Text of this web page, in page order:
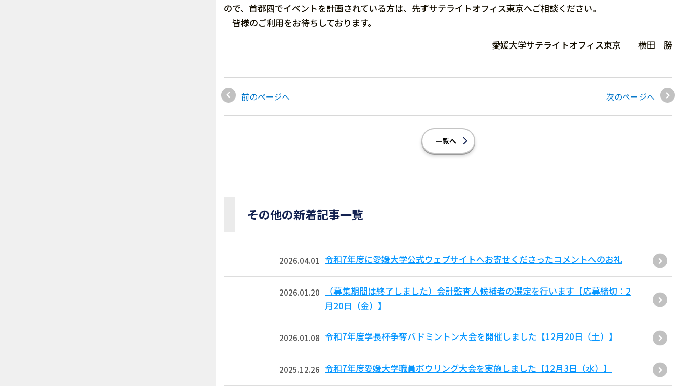
ので、首都圏でイベントを計画されている方は、先ずサテライトオフィス東京へご相談ください。
皆様のご利用をお待ちしております。
愛媛大学サテライトオフィス東京 横田 勝
前のページへ 次のページへ
一覧へ
その他の新着記事一覧
2026.04.01 令和7年度に愛媛大学公式ウェブサイトへお寄せくださったコメントへのお礼
2026.01.20
（募集期間は終了しました）会計監査人候補者の選定を行います【応募締切：2
月20日（金）】
2026.01.08 令和7年度学長杯争奪バドミントン大会を開催しました【12月20日（土）】
2025.12.26 令和7年度愛媛大学職員ボウリング大会を実施しました【12月3日（水）】